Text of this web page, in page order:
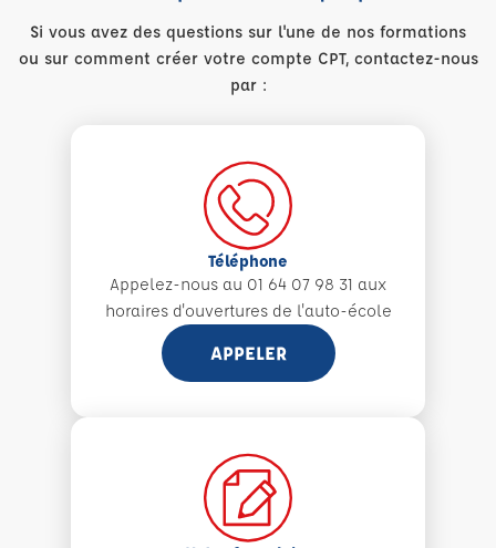
Si vous avez des questions sur l'une de nos formations
ou sur comment créer votre compte CPT, contactez-nous
par :
Téléphone
Appelez-nous au 01 64 07 98 31 aux
horaires d'ouvertures de l'auto-école
APPELER